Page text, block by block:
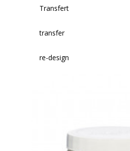
Transfert
transfer
re-design